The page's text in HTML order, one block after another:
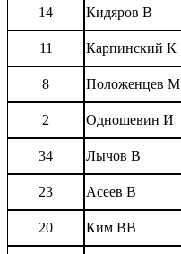
14
Кидяров В
11 Карпинский К
8 Положенцев М
2 Одношевин И
34 Лычов В
23 Асеев В
20 Ким ВВ